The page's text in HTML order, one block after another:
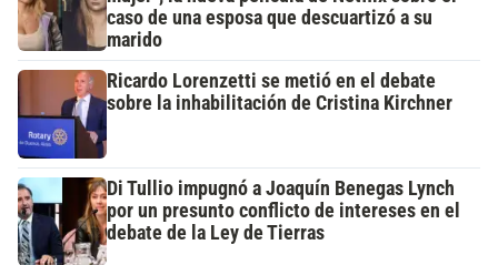
caso de una esposa que descuartizó a su
marido
Ricardo Lorenzetti se metió en el debate
sobre la inhabilitación de Cristina Kirchner
Di Tullio impugnó a Joaquín Benegas Lynch
por un presunto conflicto de intereses en el
debate de la Ley de Tierras